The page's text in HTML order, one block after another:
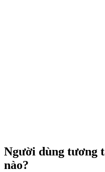
Người dùng tương
nào?